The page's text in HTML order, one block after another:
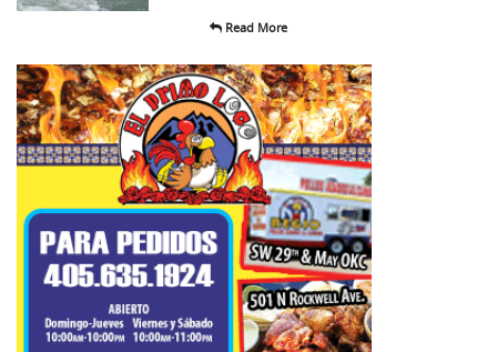
Read More